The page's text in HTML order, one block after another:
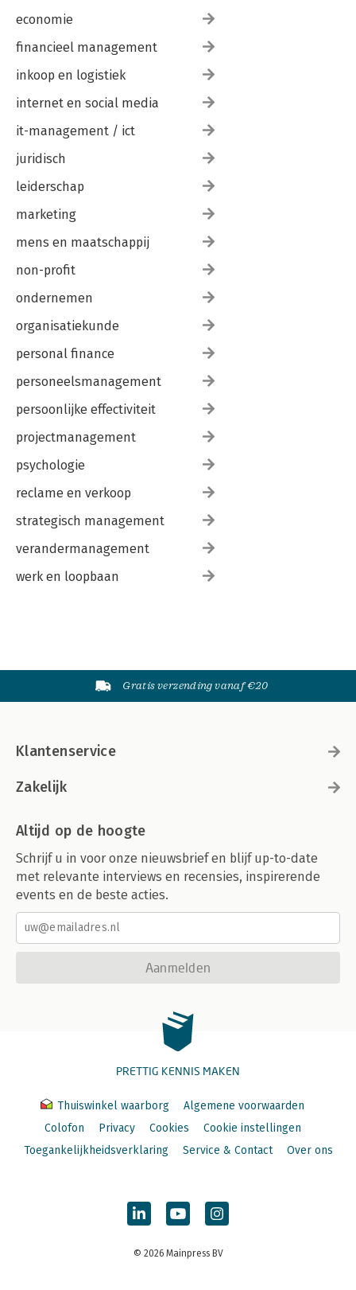
economie
financieel management
inkoop en logistiek
internet en social media
it-management / ict
juridisch
leiderschap
marketing
mens en maatschappij
non-profit
ondernemen
organisatiekunde
personal finance
personeelsmanagement
persoonlijke effectiviteit
projectmanagement
psychologie
reclame en verkoop
strategisch management
verandermanagement
werk en loopbaan
Gratis verzending vanaf €20
Klantenservice
Zakelijk
Altijd op de hoogte
Schrijf u in voor onze nieuwsbrief en blijf up-to-date
met relevante interviews en recensies, inspirerende
events en de beste acties.
Aanmelden
PRETTIG KENNIS MAKEN
Thuiswinkel waarborg
Algemene voorwaarden
Colofon
Privacy Cookies
Cookie instellingen
Toegankelijkheidsverklaring
Service & Contact Over ons
© 2026 Mainpress BV